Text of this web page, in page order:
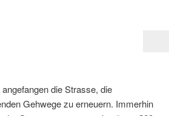
die Strasse, die
Gehwege zu erneuern. Immerhin